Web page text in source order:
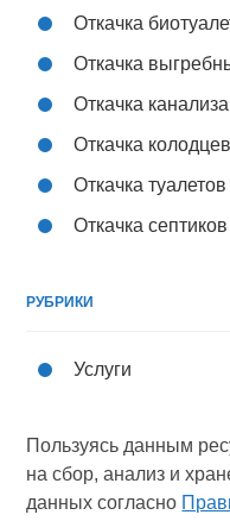
Откачка
Откачка
Откачка
Откачка колодцев
Откачка туалетов
Откачка септиков
РУБРИКИ
Услуги
Пользуясь данным
на сбор, анализ и
данных согласно